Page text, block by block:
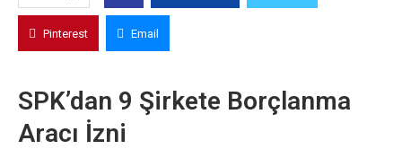
Pinterest Email
SPK’dan 9 Şirkete Borçlanma
Aracı İzni